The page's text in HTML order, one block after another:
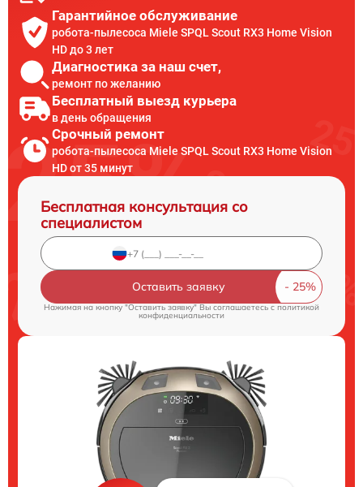
Гарантийное обслуживание
робота-пылесоса Miele SPQL Scout RX3 Home Vision
HD до 3 лет
Диагностика за наш счет,
ремонт по желанию
Бесплатный выезд курьера
в день обращения
Срочный ремонт
робота-пылесоса Miele SPQL Scout RX3 Home Vision
HD от 35 минут
Бесплатная консультация со
специалистом
Оставить заявку
Нажимая на кнопку "Оставить заявку" Вы соглашаетесь cполитикой
конфиденциальности